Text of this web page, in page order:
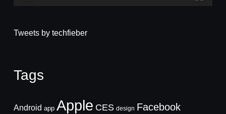
Tweets by techfieber
Tags
Android app Apple CES design Facebook